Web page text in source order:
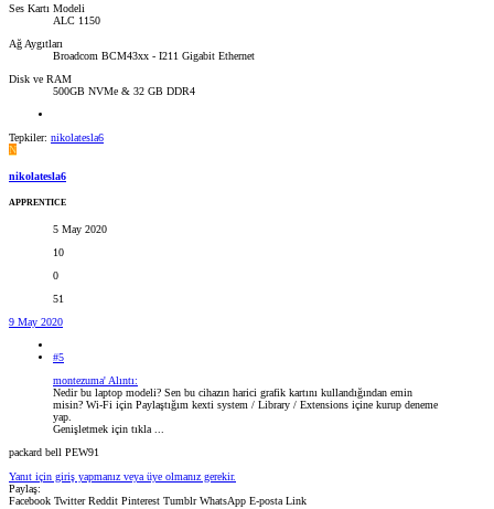
Ses Kartı Modeli
ALC 1150
Ağ Aygıtları
Broadcom BCM43xx - I211 Gigabit Ethernet
Disk ve RAM
500GB NVMe & 32 GB DDR4
Tepkiler: nikolatesla6
N
nikolatesla6
APPRENTICE
5 May 2020
10
0
51
9 May 2020
#5
montezuma' Alıntı:
Nedir bu laptop modeli? Sen bu cihazın harici grafik kartını kullandığından emin
misin? Wi-Fi için Paylaştığım kexti system / Library / Extensions içine kurup deneme
yap.
Genişletmek için tıkla ...
packard bell PEW91
Yanıt için giriş yapmanız veya üye olmanız gerekir.
Paylaş:
Facebook Twitter Reddit Pinterest Tumblr WhatsApp E-posta Link